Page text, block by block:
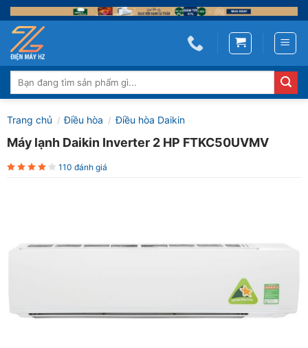
Skip
to
content
Tìm
kiếm:
Trang chủ / Điều hòa / Điều hòa Daikin
Máy lạnh Daikin Inverter 2 HP FTKC50UVMV
110 đánh giá